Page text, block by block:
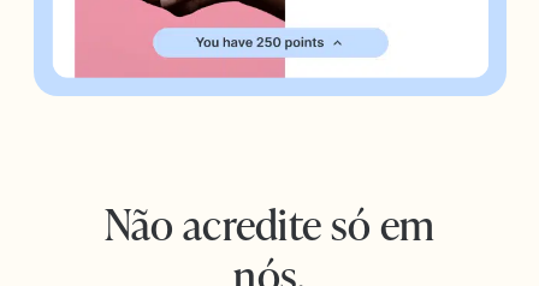
Não acredite só em